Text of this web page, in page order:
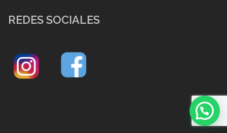
REDES SOCIALES